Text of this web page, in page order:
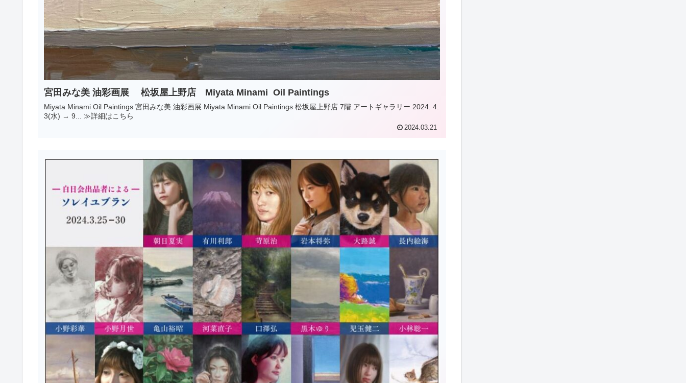
宮田みな美 油彩画展 松坂屋上野店 Miyata Minami Oil Paintings
Miyata Minami Oil Paintings 宮田みな美 油彩画展 Miyata Minami Oil Paintings 松坂屋上野店 7階 アートギャラリー 2024. 4.
3(水) → 9... ≫詳細はこちら
2024.03.21